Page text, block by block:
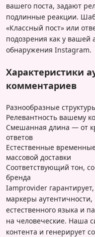
вашего поста, задают
подлинные реакции.
«Классный пост» или
подозрения как у вашей
обнаружения Instagram.
Характеристики
комментариев
Разнообразные
Релевантность вашему
Смешанная длина — от
ответов
Естественные
массовой доставки
Соответствующий тон,
бренда
Iamprovider
маркеры
естественного языка и
на человеческие. Наша
контента и генерирует